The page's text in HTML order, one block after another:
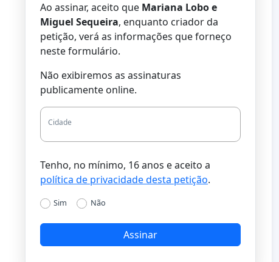
Ao assinar, aceito que Mariana Lobo e
Miguel Sequeira, enquanto criador da
petição, verá as informações que forneço
neste formulário.
Não exibiremos as assinaturas
publicamente online.
Cidade
Tenho, no mínimo, 16 anos e aceito a
política de privacidade desta petição.
Sim Não
Assinar